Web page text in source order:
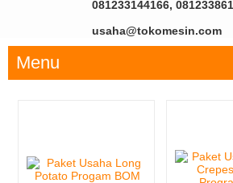
081233144166,
usaha@tokomesin.com
Menu